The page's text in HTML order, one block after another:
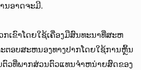
ນອາດຈະມີ.
ເຂົາໂດຍໃຊ້ເຄື່ອງມືສົນທະນາທີ່ສະຫ
ຕອບສະຫນອງທາງປາກໂດຍໃຊ້ການຫຼິ້ນ
ວທີ່ພາກສ່ວນຕົວແທນຈໍາຫນ່າຍສົດຂອງ